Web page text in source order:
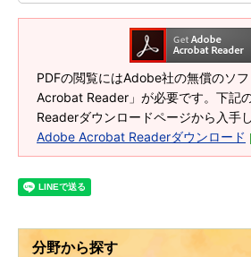
PDFの閲覧にはAdobe社の無償のソ
Acrobat Reader」が必要です。下記
Readerダウンロードページから入手
Adobe Acrobat Readerダウンロード
分野から探す